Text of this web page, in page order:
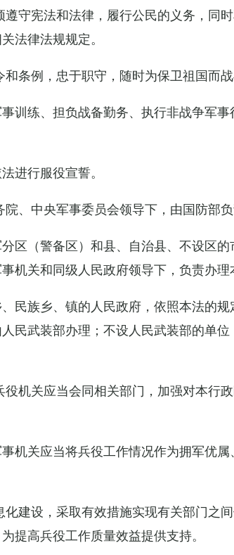
守宪法和法律，履行公民的义务，同
法律法规规定。
条例，忠于职守，随时为保卫祖国而战
训练、担负战备勤务、执行非战争军事
进行服役宣誓。
、中央军事委员会领导下，由国防部负
区（警备区）和县、自治县、不设区
机关和同级人民政府领导下，负责办理
民族乡、镇的人民政府，依照本法的
民武装部办理；不设人民武装部的单
机关应当会同相关部门，加强对本行
机关应当将兵役工作情况作为拥军优
建设，采取有效措施实现有关部门之
提高兵役工作质量效益提供支持。